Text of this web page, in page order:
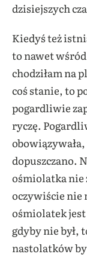
dzisiejszych
Kiedyś też
to nawet
chodziłam na
coś stanie, to
pogardliwie
ryczę.
dopuszczano.
ośmiolatka nie
oczywiście nie
ośmiolatek jest
gdyby nie był,
nastolatków